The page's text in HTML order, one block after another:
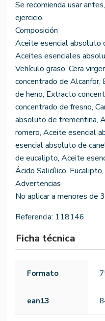
Se recomienda usar
ejercicio.
Composición
Aceite esencial absoluto
Aceites esenciales
Vehículo graso, Cera
concentrado de
de heno, Extracto
concentrado de fresno,
absoluto de trementina,
romero, Aceite esencial
esencial absoluto de
de eucalipto, Aceite
Ácido Salicílico,
Advertencias
No aplicar a menores de
Referencia: 118146
Ficha técnica
Formato
ean13